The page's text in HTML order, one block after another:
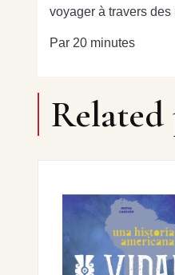
voyager à travers
Par 20 minutes